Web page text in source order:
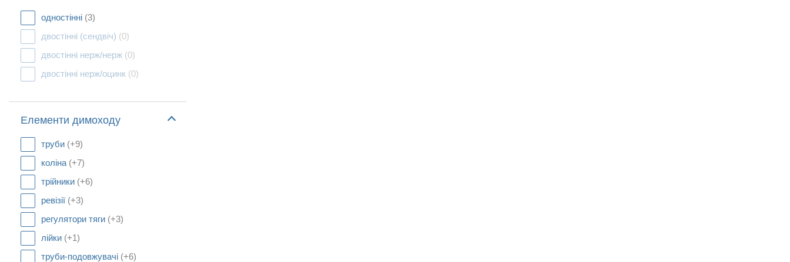
одностінні (3)
двостінні (сендвіч) (0)
двостінні нерж/нерж (0)
двостінні нерж/оцинк (0)
Елементи димоходу
труби (+9)
коліна (+7)
трійники (+6)
ревізії (+3)
регулятори тяги (+3)
лійки (+1)
труби-подовжувачі (+6)